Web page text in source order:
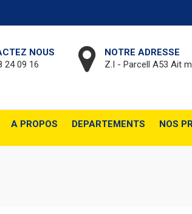
NOUS
24 09 16
NOTRE ADRESSE
Z.I - Parcell A53 Ait
A PROPOS DEPARTEMENTS NOS